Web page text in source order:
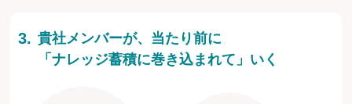
貴社メンバーが、当たり前に
「ナレッジ蓄積に巻き込まれて」いく